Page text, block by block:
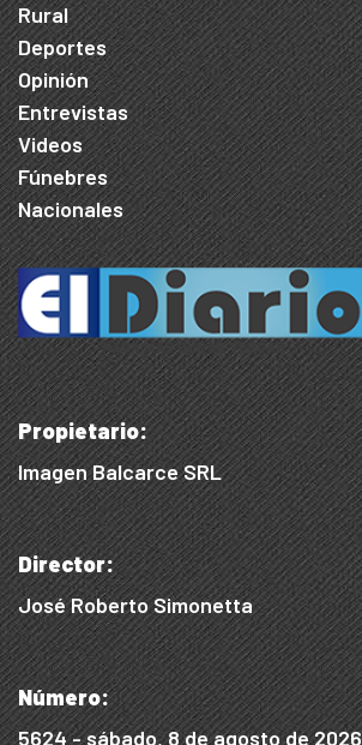
Rural
Deportes
Opinión
Entrevistas
Videos
Fúnebres
Nacionales
Propietario:
Imagen Balcarce SRL
Director:
José Roberto Simonetta
Número:
5624 - sábado, 8 de agosto de 2026